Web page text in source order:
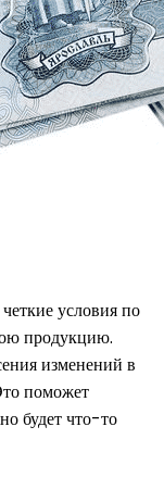
условия по
продукцию.
изменений в
поможет
будет что-то